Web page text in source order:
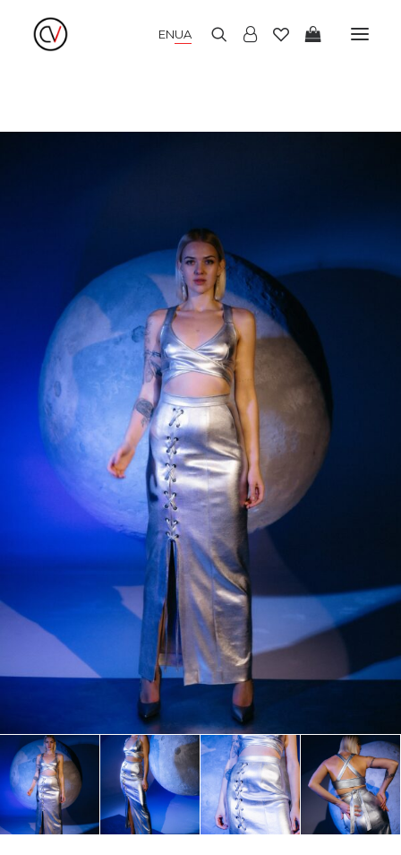
ENUA
ВЕЧІРНІ СУКНІ
LOOKBOOK
ПРО НАС